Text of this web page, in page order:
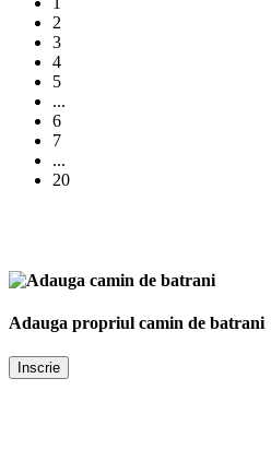
2
3
4
5
...
6
7
...
20
Adauga propriul camin de batrani
Inscrie